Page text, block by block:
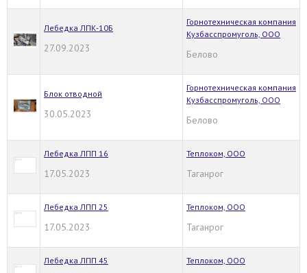
Лебедка ЛПК-10Б
27.09.2023
Горнотехническая компания
Кузбасспромуголь, ООО
Белово
Блок отводной
30.05.2023
Горнотехническая компания
Кузбасспромуголь, ООО
Белово
Лебедка ЛПП 16
17.05.2023
Теплоком, ООО
Таганрог
Лебедка ЛПП 25
17.05.2023
Теплоком, ООО
Таганрог
Лебедка ЛПП 45 Теплоком, ООО